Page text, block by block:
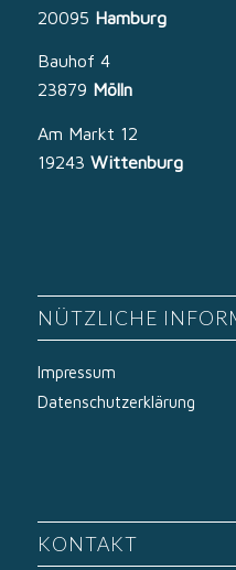
20095 Hamburg
Bauhof 4
23879 Mölln
Am Markt 12
19243 Wittenburg
NÜTZLICHE
Impressum
Datenschutzerklärung
KONTAKT